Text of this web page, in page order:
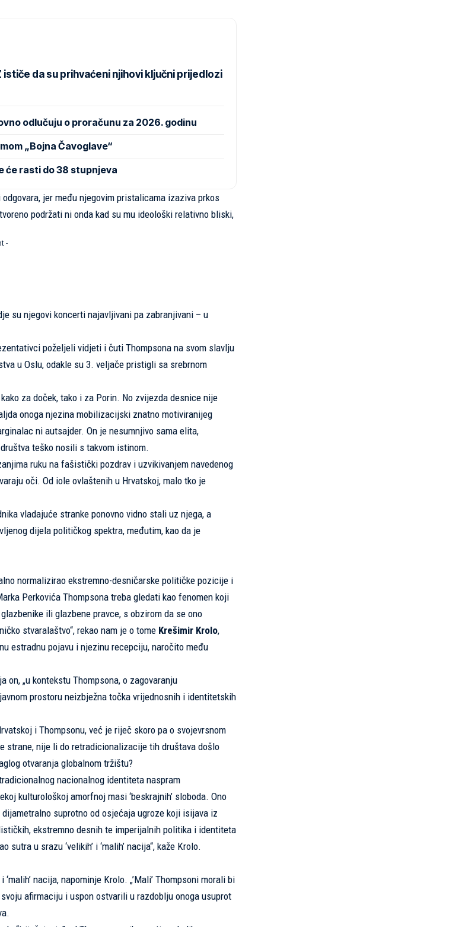
da su prihvaćeni njihovi ključni prijedlozi
odlučuju o proračunu za 2026. godinu
„Bojna Čavoglave“
će rasti do 38 stupnjeva
jer među njegovim pristalicama izaziva prkos
podržati ni onda kad su mu ideološki relativno bliski,
-
su njegovi koncerti najavljivani pa zabranjivani – u
poželjeli vidjeti i čuti Thompsona na svom slavlju
u Oslu, odakle su 3. veljače pristigli sa srebrnom
za doček, tako i za Porin. No zvijezda desnice nije
onoga njezina mobilizacijski znatno motiviranijeg
ni autsajder. On je nesumnjivo sama elita,
teško nosili s takvom istinom.
ruku na fašistički pozdrav i uzvikivanjem navedenog
oči. Od iole ovlaštenih u Hrvatskoj, malo tko je
vladajuće stranke ponovno vidno stali uz njega, a
dijela političkog spektra, međutim, kao da je
normalizirao ekstremno-desničarske političke pozicije i
Perkovića Thompsona treba gledati kao fenomen koji
ili glazbene pravce, s obzirom da se ono
stvaralaštvo“, rekao nam je o tome Krešimir Krolo,
estradnu pojavu i njezinu recepciju, naročito među
on, „u kontekstu Thompsona, o zagovaranju
prostoru neizbježna točka vrijednosnih i identitetskih
i Thompsonu, već je riječ skoro pa o svojevrsnom
strane, nije li do retradicionalizacije tih društava došlo
otvaranja globalnom tržištu?
nacionalnog identiteta naspram
kulturološkoj amorfnoj masi ‘beskrajnih’ sloboda. Ono
suprotno od osjećaja ugroze koji isijava iz
ekstremno desnih te imperijalnih politika i identiteta
u srazu ‘velikih’ i ‘malih’ nacija“, kaže Krolo.
nacija, napominje Krolo. „’Mali’ Thompsoni morali bi
afirmaciju i uspon ostvarili u razdoblju onoga usuprot